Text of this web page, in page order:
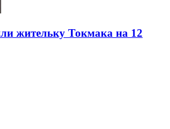
жительку Токмака на 12